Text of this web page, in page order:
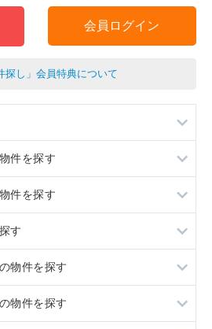
会員ログイン
探し」会員特典について
件を探す
件を探す
す
物件を探す
物件を探す